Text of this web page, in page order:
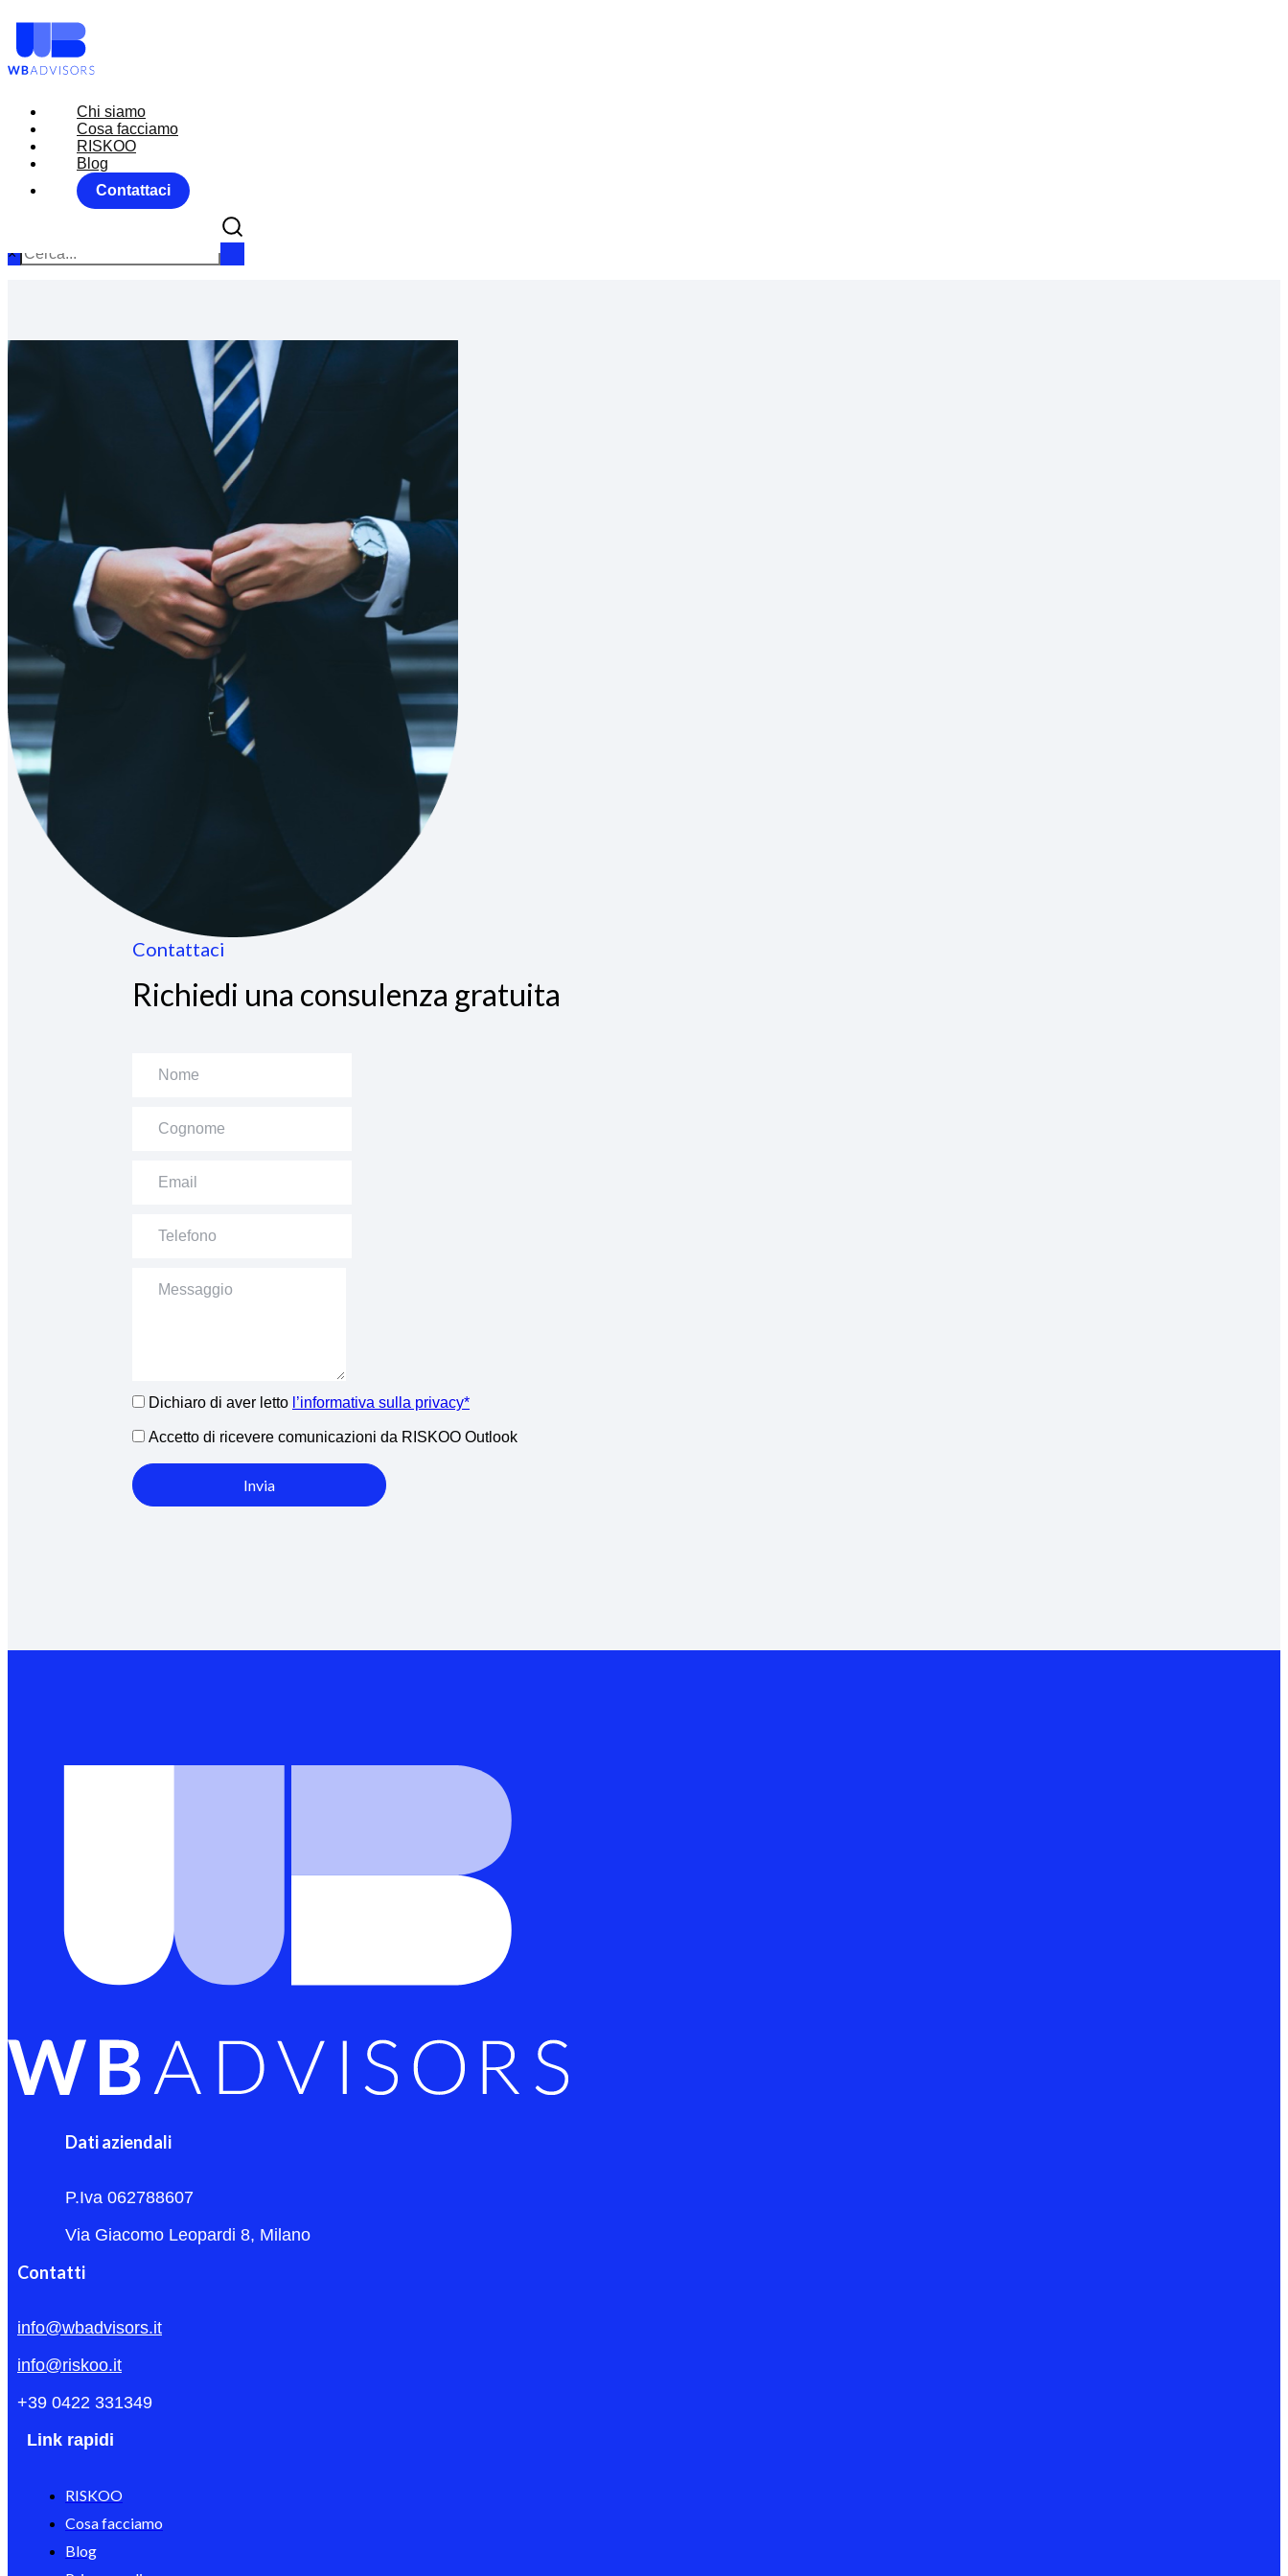
Chi siamo
Cosa facciamo
RISKOO
Blog
Contattaci
Chi siamo
Cosa facciamo
RISKOO
Blog
Contattaci
×
Contattaci
Richiedi una consulenza gratuita
Dichiaro di aver letto l’informativa sulla privacy*
Accetto di ricevere comunicazioni da RISKOO Outlook
Invia
Dati aziendali
P.Iva 062788607
Via Giacomo Leopardi 8, Milano
Contatti
info@wbadvisors.it
info@riskoo.it
+39 0422 331349
Link rapidi
RISKOO
Cosa facciamo
Blog